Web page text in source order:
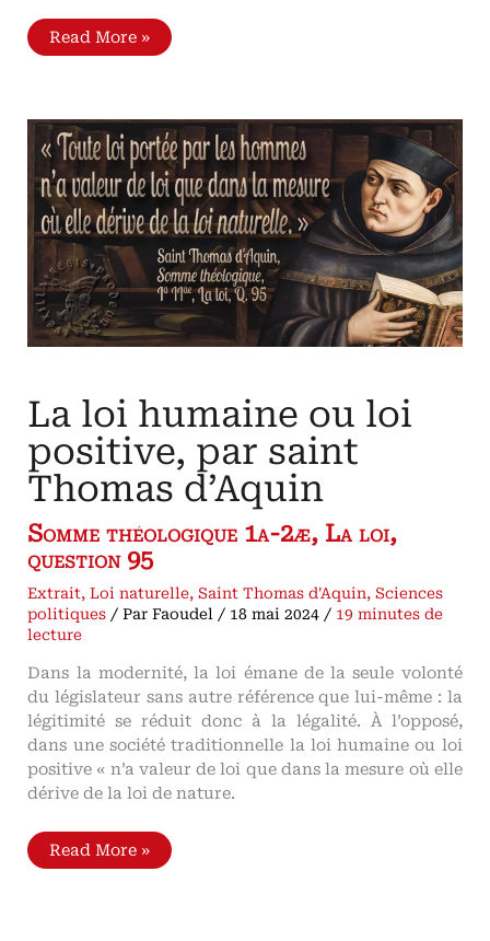
Le
principe
ab
chao
La
franc-
maçonnerie
par
elle-
même
(2)
Read More »
La loi humaine ou loi
positive, par saint
Thomas d’Aquin
Somme théologique 1a-2æ, La loi,
question 95
Extrait,Loi naturelle,Saint Thomas d'Aquin,Sciences
politiques / ParFaoudel / 18 mai 2024 / 19 minutes de
lecture
Dans la modernité, la loi émane de la seule volonté
du législateur sans autre référence que lui-même : la
légitimité se réduit donc à la légalité. À l’opposé,
dans une société traditionnelle la loi humaine ou loi
positive « n’a valeur de loi que dans la mesure où elle
dérive de la loi de nature.
La
loi
Read More »